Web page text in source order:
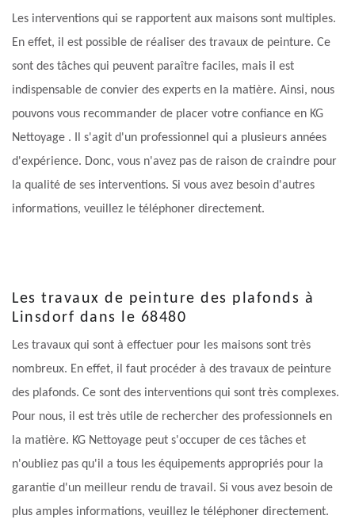
Les interventions qui se rapportent aux maisons sont multiples.
En effet, il est possible de réaliser des travaux de peinture. Ce
sont des tâches qui peuvent paraître faciles, mais il est
indispensable de convier des experts en la matière. Ainsi, nous
pouvons vous recommander de placer votre confiance en KG
Nettoyage . Il s'agit d'un professionnel qui a plusieurs années
d'expérience. Donc, vous n'avez pas de raison de craindre pour
la qualité de ses interventions. Si vous avez besoin d'autres
informations, veuillez le téléphoner directement.
Les travaux de peinture des plafonds à
Linsdorf dans le 68480
Les travaux qui sont à effectuer pour les maisons sont très
nombreux. En effet, il faut procéder à des travaux de peinture
des plafonds. Ce sont des interventions qui sont très complexes.
Pour nous, il est très utile de rechercher des professionnels en
la matière. KG Nettoyage peut s'occuper de ces tâches et
n'oubliez pas qu'il a tous les équipements appropriés pour la
garantie d'un meilleur rendu de travail. Si vous avez besoin de
plus amples informations, veuillez le téléphoner directement.